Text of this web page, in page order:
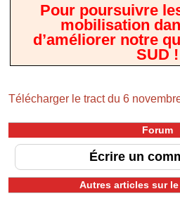
Pour poursuivre
mobilisation
d’améliorer notre
SUD !
Télécharger le tract du 6
Forum
Écrire un
Autres articles sur